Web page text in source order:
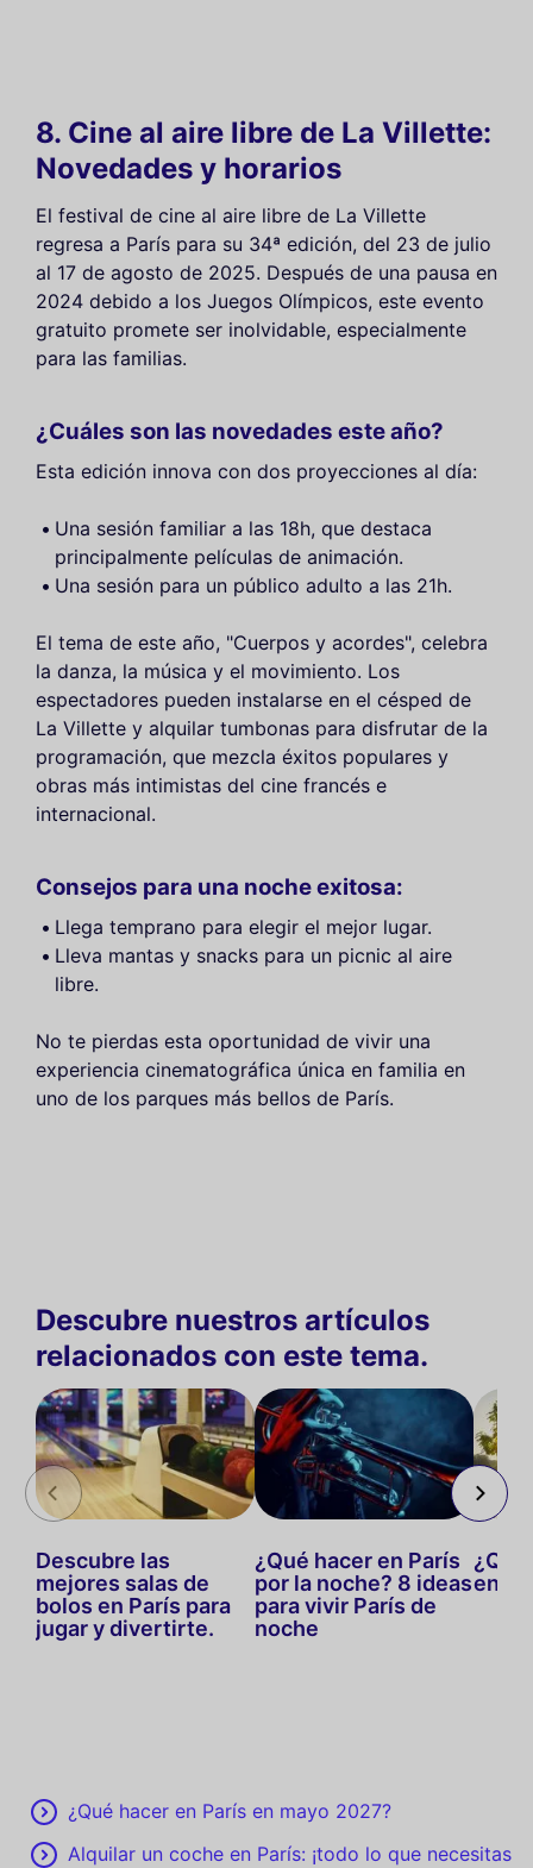
8. Cine al aire libre de La Villette:
Novedades y horarios
El festival de cine al aire libre de La Villette
regresa a París para su 34ª edición, del 23 de julio
al 17 de agosto de 2025. Después de una pausa en
2024 debido a los Juegos Olímpicos, este evento
gratuito promete ser inolvidable, especialmente
para las familias.
¿Cuáles son las novedades este año?
Esta edición innova con dos proyecciones al día:
Una sesión familiar a las 18h, que destaca
principalmente películas de animación.
Una sesión para un público adulto a las 21h.
El tema de este año, "Cuerpos y acordes", celebra
la danza, la música y el movimiento. Los
espectadores pueden instalarse en el césped de
La Villette y alquilar tumbonas para disfrutar de la
programación, que mezcla éxitos populares y
obras más intimistas del cine francés e
internacional.
Consejos para una noche exitosa:
Llega temprano para elegir el mejor lugar.
Lleva mantas y snacks para un picnic al aire
libre.
No te pierdas esta oportunidad de vivir una
experiencia cinematográfica única en familia en
uno de los parques más bellos de París.
Descubre nuestros artículos
relacionados con este tema.
Descubre las
mejores salas de
bolos en París para
jugar y divertirte.
¿Qué hacer en París
por la noche? 8 ideas
para vivir París de
noche
en
¿Qué hacer en París en mayo 2027?
Alquilar un coche en París: ¡todo lo que necesitas